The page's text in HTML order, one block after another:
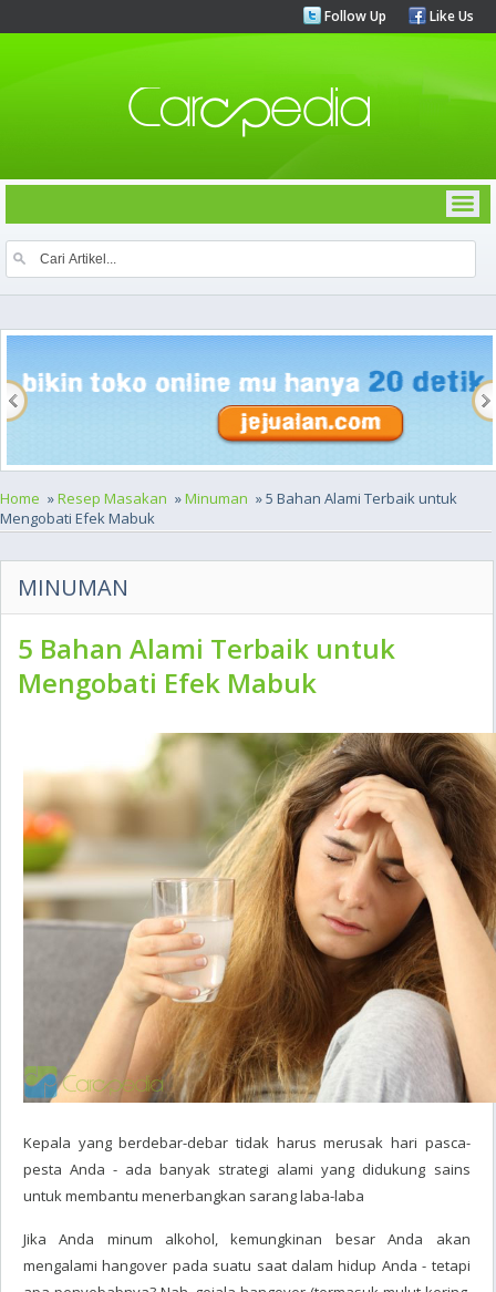
Follow Up Like Us
Home »Resep Masakan »Minuman » 5 Bahan Alami Terbaik untuk
Mengobati Efek Mabuk
MINUMAN
5 Bahan Alami Terbaik untuk
Mengobati Efek Mabuk
Kepala yang berdebar-debar tidak harus merusak hari pasca-
pesta Anda - ada banyak strategi alami yang didukung sains
untuk membantu menerbangkan sarang laba-laba
Jika Anda minum alkohol, kemungkinan besar Anda akan
mengalami hangover pada suatu saat dalam hidup Anda - tetapi